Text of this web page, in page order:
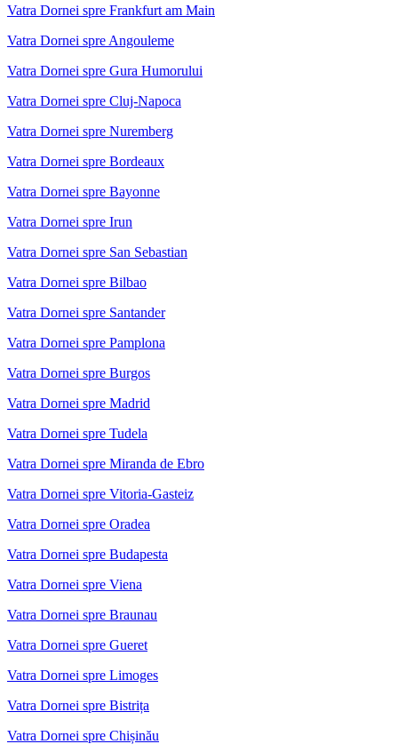
Vatra Dornei spre Frankfurt am Main
Vatra Dornei spre Angouleme
Vatra Dornei spre Gura Humorului
Vatra Dornei spre Cluj-Napoca
Vatra Dornei spre Nuremberg
Vatra Dornei spre Bordeaux
Vatra Dornei spre Bayonne
Vatra Dornei spre Irun
Vatra Dornei spre San Sebastian
Vatra Dornei spre Bilbao
Vatra Dornei spre Santander
Vatra Dornei spre Pamplona
Vatra Dornei spre Burgos
Vatra Dornei spre Madrid
Vatra Dornei spre Tudela
Vatra Dornei spre Miranda de Ebro
Vatra Dornei spre Vitoria-Gasteiz
Vatra Dornei spre Oradea
Vatra Dornei spre Budapesta
Vatra Dornei spre Viena
Vatra Dornei spre Braunau
Vatra Dornei spre Gueret
Vatra Dornei spre Limoges
Vatra Dornei spre Bistrița
Vatra Dornei spre Chișinău